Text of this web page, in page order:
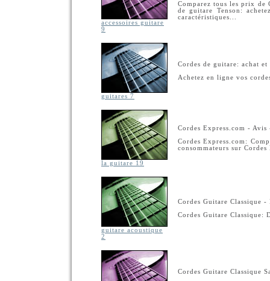
accessoires guitare
9
Comparez tous les prix de
de guitare Tenson:
caractéristiques...
guitares 7
Cordes de guitare: achat
Achetez en ligne vos
la guitare 19
Cordes Express.com - Avis
Cordes Express.com:
consommateurs sur
guitare acoustique
2
Cordes Guitare Classique
Cordes Guitare Classique:
Cordes Guitare Classique